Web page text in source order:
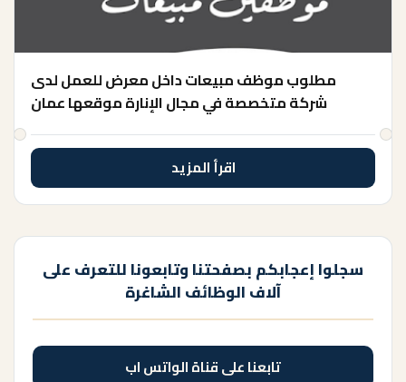
مطلوب موظف مبيعات داخل معرض للعمل لدى
شركة متخصصة في مجال الإنارة موقعها عمان
اقرأ المزيد
سجلوا إعجابكم بصفحتنا وتابعونا للتعرف على
آلاف الوظائف الشاغرة
تابعنا على قناة الواتس اب